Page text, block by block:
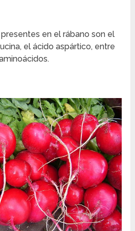
presentes en el rábano son el
el ácido aspártico, entre